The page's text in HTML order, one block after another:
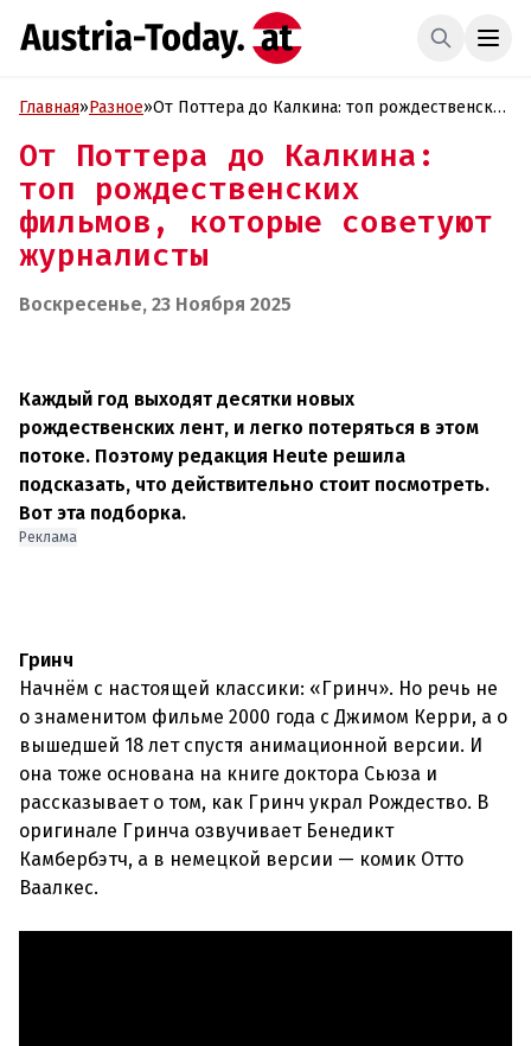
Главная»Разное»От Поттера до Калкина: топ рождественских
От Поттера до Калкина:
топ рождественских
фильмов, которые советуют
журналисты
Воскресенье, 23 Ноября 2025
Каждый год выходят десятки новых
рождественских лент, и легко потеряться в этом
потоке. Поэтому редакция Heute решила
подсказать, что действительно стоит посмотреть.
Вот эта подборка.
Реклама
Гринч
Начнём с настоящей классики: «Гринч». Но речь не
о знаменитом фильме 2000 года с Джимом Керри, а о
вышедшей 18 лет спустя анимационной версии. И
она тоже основана на книге доктора Сьюза и
рассказывает о том, как Гринч украл Рождество. В
оригинале Гринча озвучивает Бенедикт
Камбербэтч, а в немецкой версии — комик Отто
Ваалкес.